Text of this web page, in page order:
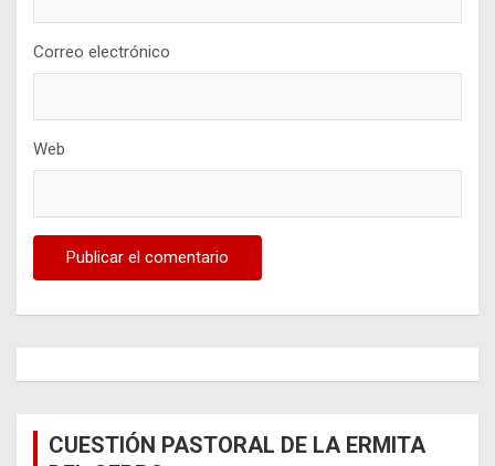
Correo electrónico
Web
CUESTIÓN PASTORAL DE LA ERMITA